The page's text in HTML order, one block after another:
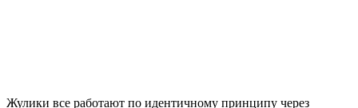
Жулики все работают по идентичному принципу через